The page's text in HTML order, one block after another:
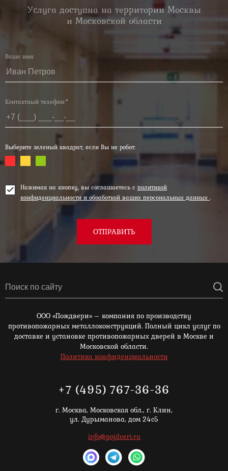
Услуга доступна на территории Москвы
и Московской области
Ваше имя:
Контактный телефон:*
Выберите зеленый квадрат, если Вы не робот:
Нажимая на кнопку, вы соглашаетесь с политикой
конфиденциальности и обработкой ваших персональных данных .
ОТПРАВИТЬ
ООО «Пождвери» – компания по производству
противопожарных металлоконструкций. Полный цикл услуг по
доставке и установке противопожарных дверей в Москве и
Московской области.
Политика конфиденциальности
+7 (495) 767-36-36
г. Москва, Московская обл., г. Клин,
ул. Дурыманова, дом 24с5
info@pojdveri.ru